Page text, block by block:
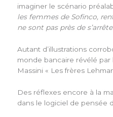
imaginer le scénario
les femmes de Sofinco,
ne sont pas près de
Autant d’illustrations
monde bancaire révélé
Massini « Les frères
Des réflexes encore à la
dans le logiciel de pensée